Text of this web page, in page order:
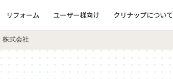
リフォーム ユーザー様向け クリナップについて
式会社